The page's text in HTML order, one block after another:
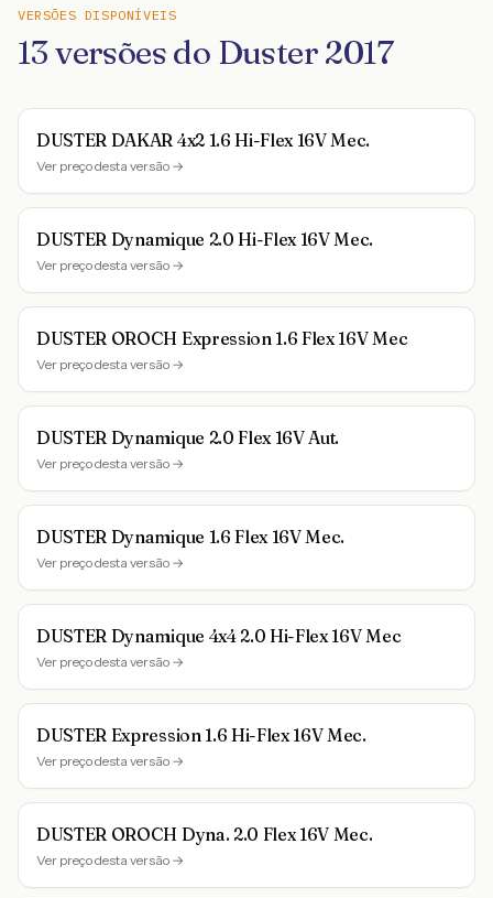
VERSÕES DISPONÍVEIS
13versões do Duster2017
DUSTER DAKAR 4x2 1.6 Hi-Flex 16V Mec.
Ver preço desta versão →
DUSTER Dynamique 2.0 Hi-Flex 16V Mec.
Ver preço desta versão →
DUSTER OROCH Expression 1.6 Flex 16V Mec
Ver preço desta versão →
DUSTER Dynamique 2.0 Flex 16V Aut.
Ver preço desta versão →
DUSTER Dynamique 1.6 Flex 16V Mec.
Ver preço desta versão →
DUSTER Dynamique 4x4 2.0 Hi-Flex 16V Mec
Ver preço desta versão →
DUSTER Expression 1.6 Hi-Flex 16V Mec.
Ver preço desta versão →
DUSTER OROCH Dyna. 2.0 Flex 16V Mec.
Ver preço desta versão →